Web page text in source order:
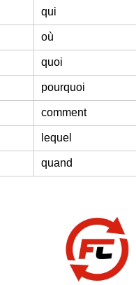
qui
où
quoi
pourquoi
comment
lequel
quand